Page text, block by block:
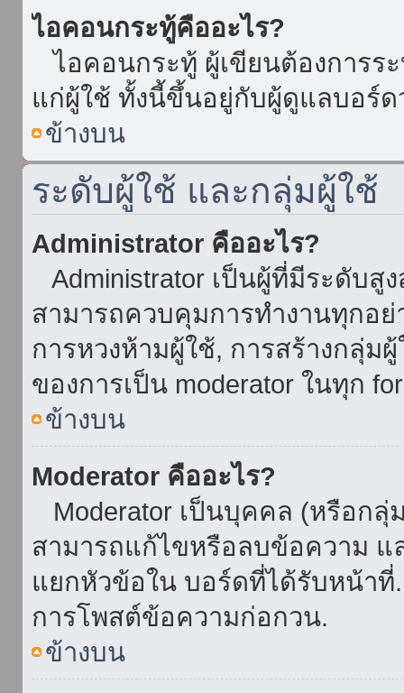
ไอคอนกระทู้คืออะไร?
ไอคอนกระทู้ ผู้เขียนต้องการร
แก่ผู้ใช้ ทั้งนี้ขึ้นอยู่กับผู้ดูแลบอร์
ข้างบน
ระดับผู้ใช้ และกลุ่มผู้ใช้
Administrator คืออะไร?
Administrator เป็นผู้ที่มีระดับ
สามารถควบคุมการทำงานทุกอ
การหวงห้ามผู้ใช้, การสร้างกลุ่ม
ของการเป็น moderator ในทุก
ข้างบน
Moderator คืออะไร?
Moderator เป็นบุคคล (หรือก
สามารถแก้ไขหรือลบข้อความ แ
แยกหัวข้อใน บอร์ดที่ได้รับหน้าที่
การโพสต์ข้อความก่อกวน.
ข้างบน